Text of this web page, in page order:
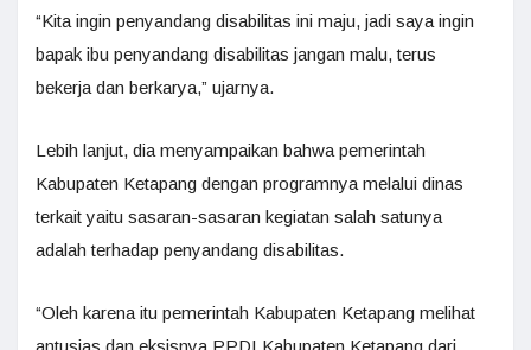
“Kita ingin penyandang disabilitas ini maju, jadi saya ingin
bapak ibu penyandang disabilitas jangan malu, terus
bekerja dan berkarya,” ujarnya.
Lebih lanjut, dia menyampaikan bahwa pemerintah
Kabupaten Ketapang dengan programnya melalui dinas
terkait yaitu sasaran-sasaran kegiatan salah satunya
adalah terhadap penyandang disabilitas.
“Oleh karena itu pemerintah Kabupaten Ketapang melihat
antusias dan eksisnya PPDI Kabupaten Ketapang dari